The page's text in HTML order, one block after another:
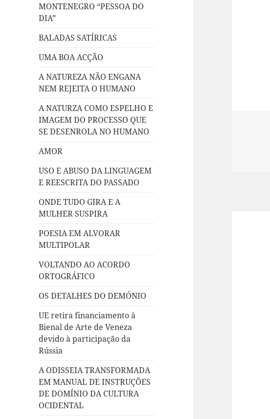
MONTENEGRO “PESSOA DO
DIA”
BALADAS SATÍRICAS
UMA BOA ACÇÃO
A NATUREZA NÃO ENGANA
NEM REJEITA O HUMANO
A NATURZA COMO ESPELHO E
IMAGEM DO PROCESSO QUE
SE DESENROLA NO HUMANO
AMOR
USO E ABUSO DA LINGUAGEM
E REESCRITA DO PASSADO
ONDE TUDO GIRA E A
MULHER SUSPIRA
POESIA EM ALVORAR
MULTIPOLAR
VOLTANDO AO ACORDO
ORTOGRÁFICO
OS DETALHES DO DEMÓNIO
UE retira financiamento à
Bienal de Arte de Veneza
devido à participação da
Rússia
A ODISSEIA TRANSFORMADA
EM MANUAL DE INSTRUÇÕES
DE DOMÍNIO DA CULTURA
OCIDENTAL